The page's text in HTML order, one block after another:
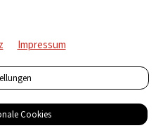
Impressum
Cookies